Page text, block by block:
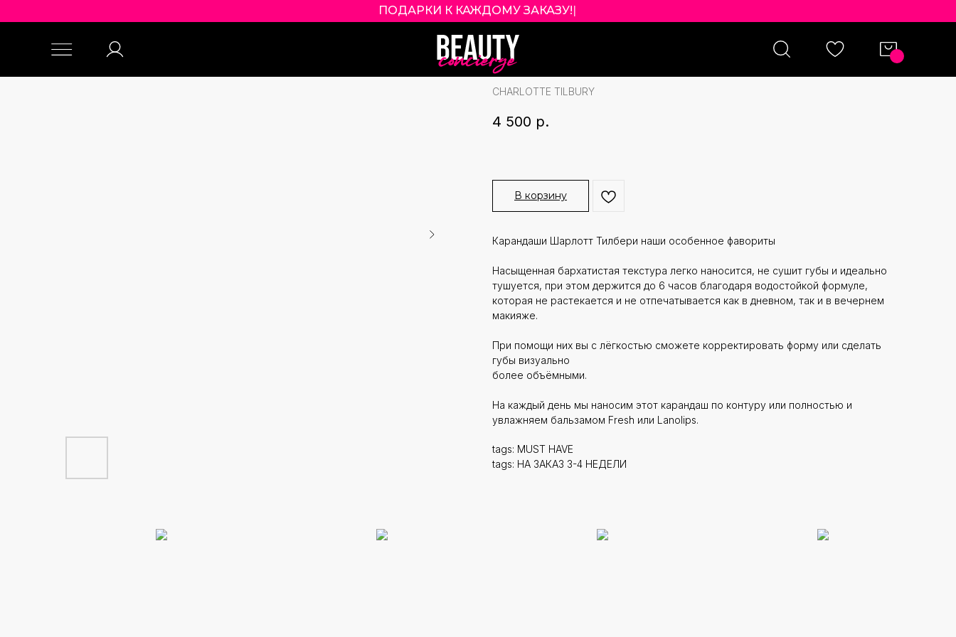
ПОДАРКИ К КАЖДОМУ ЗАКАЗУ!|
CHARLOTTE TILBURY LIP CHEAT ОТТЕНОК
ICONIC NUDE
CHARLOTTE TILBURY
4 500 р.
В корзину
Карандаши Шарлотт Тилбери наши особенное фавориты
Насыщенная бархатистая текстура легко наносится, не сушит губы и идеально
тушуется, при этом держится до 6 часов благодаря водостойкой формуле,
которая не растекается и не отпечатывается как в дневном, так и в вечернем
макияже.
При помощи них вы с лёгкостью сможете корректировать форму или сделать
губы визуально
более объёмными.
На каждый день мы наносим этот карандаш по контуру или полностью и
увлажняем бальзамом Fresh или Lanolips.
tags: MUST HAVE
tags: НА ЗАКАЗ 3-4 НЕДЕЛИ